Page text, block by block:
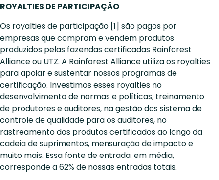
ROYALTIES DE PARTICIPAÇÃO
Os royalties de participação [1] são pagos por
empresas que compram e vendem produtos
produzidos pelas fazendas certificadas Rainforest
Alliance ou UTZ. A Rainforest Alliance utiliza os royalties
para apoiar e sustentar nossos programas de
certificação. Investimos esses royalties no
desenvolvimento de normas e políticas, treinamento
de produtores e auditores, na gestão dos sistema de
controle de qualidade para os auditores, no
rastreamento dos produtos certificados ao longo da
cadeia de suprimentos, mensuração de impacto e
muito mais. Essa fonte de entrada, em média,
corresponde a 62% de nossas entradas totais.